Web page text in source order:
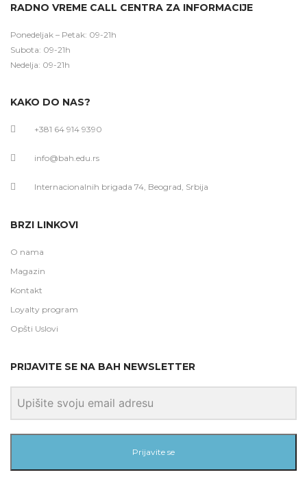
RADNO VREME CALL CENTRA ZA INFORMACIJE
Ponedeljak – Petak: 09-21h
Subota: 09-21h
Nedelja: 09-21h
KAKO DO NAS?
+381 64 914 9390
info@bah.edu.rs
Internacionalnih brigada 74, Beograd, Srbija
BRZI LINKOVI
O nama
Magazin
Kontakt
Loyalty program
Opšti Uslovi
PRIJAVITE SE NA BAH NEWSLETTER
Prijavite se